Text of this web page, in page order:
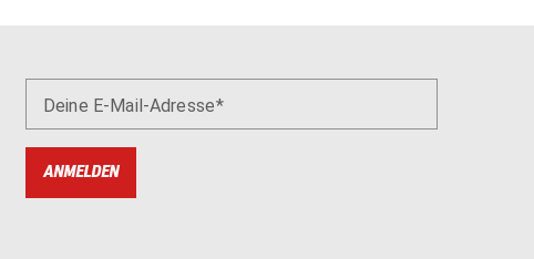
Deine E-Mail-Adresse
ANMELDEN